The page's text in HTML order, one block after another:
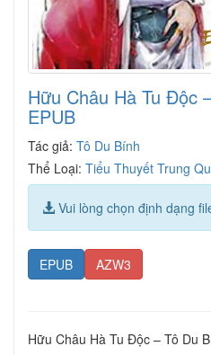
Hữu Châu Hà Tu Độc
EPUB
Tác giả: Tô Du Bính
Thể Loại: Tiểu Thuyết Trung
Vui lòng chọn định dạng
EPUB AZW3
Hữu Châu Hà Tu Độc – Tô Du